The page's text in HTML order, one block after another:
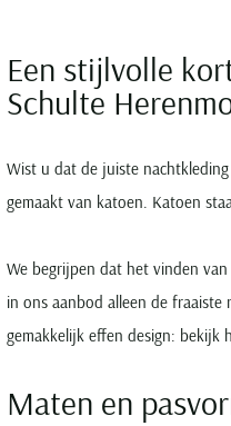
Een stijlvolle
Schulte
Wist u dat de juiste
gemaakt van katoen. Katoen
We begrijpen dat het vinden
in ons aanbod alleen de
gemakkelijk effen design:
Maten en